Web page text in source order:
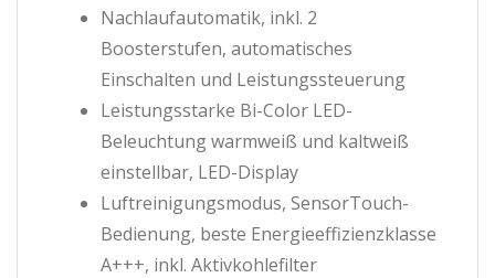
Nachlaufautomatik, inkl. 2
Boosterstufen, automatisches
Einschalten und Leistungssteuerung
Leistungsstarke Bi-Color LED-
Beleuchtung warmweiß und kaltweiß
einstellbar, LED-Display
Luftreinigungsmodus, SensorTouch-
Bedienung, beste Energieeffizienzklasse
A+++, inkl. Aktivkohlefilter